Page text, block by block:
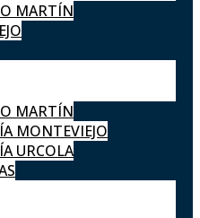
MARTÍN
MARTÍN
MONTEVIEJO
URCOLA